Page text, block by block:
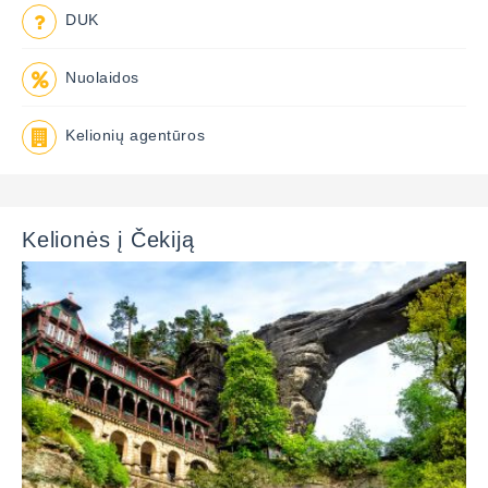
DUK
Nuolaidos
Kelionių agentūros
Kelionės į Čekiją